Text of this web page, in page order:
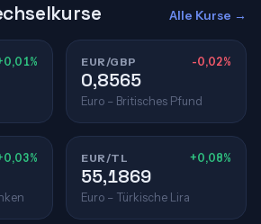
Alle Kurse →
EUR/GBP -0,02%
0,8565
Euro – Britisches Pfund
EUR/TL +0,08%
55,1869
Euro – Türkische Lira